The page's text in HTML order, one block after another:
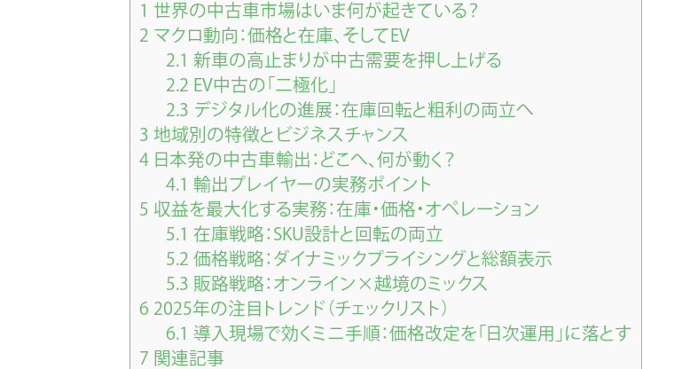
1 世界の中古車市場はいま何が起きている？
2 マクロ動向：価格と在庫、そしてEV
2.1 新車の高止まりが中古需要を押し上げる
2.2 EV中古の「二極化」
2.3 デジタル化の進展：在庫回転と粗利の両立へ
3 地域別の特徴とビジネスチャンス
4 日本発の中古車輸出：どこへ、何が動く？
4.1 輸出プレイヤーの実務ポイント
5 収益を最大化する実務：在庫・価格・オペレーション
5.1 在庫戦略：SKU設計と回転の両立
5.2 価格戦略：ダイナミックプライシングと総額表示
5.3 販路戦略：オンライン×越境のミックス
6 2025年の注目トレンド（チェックリスト）
6.1 導入現場で効くミニ手順：価格改定を「日次運用」に落とす
7 関連記事